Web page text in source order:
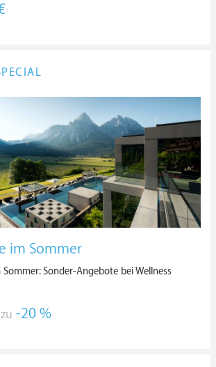
im Sommer
Sonder-Angebote bei Wellness
-20 %